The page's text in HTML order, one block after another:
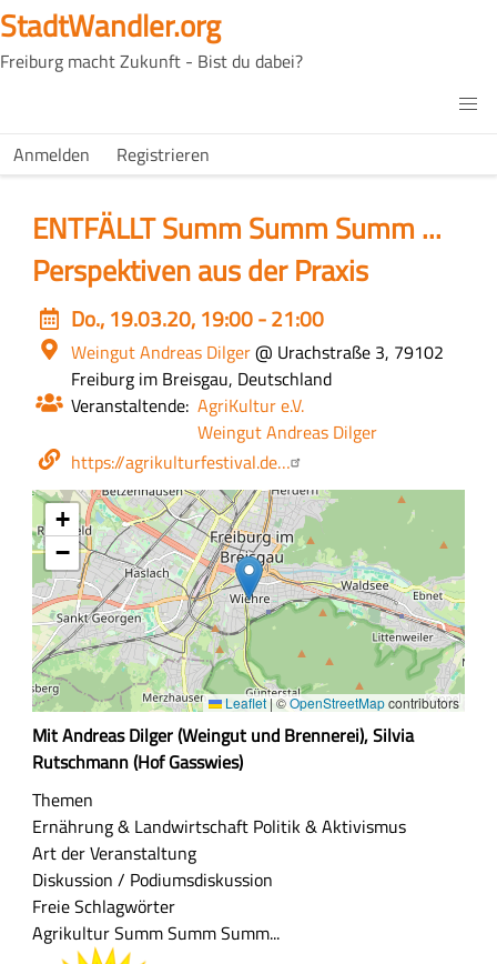
Direkt
zum
Inhalt
StadtWandler.org
Freiburg macht Zukunft - Bist du dabei?
Main
H4C
USER
Anmelden Registrieren
ENTFÄLLT Summ Summ Summ ...
Perspektiven aus der Praxis
Event
date
Do., 19.03.20, 19:00 - 21:00
Ort
Weingut Andreas Dilger@ Urachstraße 3, 79102
Freiburg im Breisgau, Deutschland
Veranstaltende AgriKultur e.V.
Weingut Andreas Dilger
Webseite
https://agrikulturfestival.de…
+
−
Leaflet|©OpenStreetMapcontributors
Z
u
s
a
m
m
e
n
f
Mit Andreas Dilger (Weingut und Brennerei), Silvia
Rutschmann (Hof Gasswies)
Themen
Ernährung & Landwirtschaft Politik & Aktivismus
Art der Veranstaltung
Diskussion / Podiumsdiskussion
Freie Schlagwörter
AgrikulturSumm Summ Summ...